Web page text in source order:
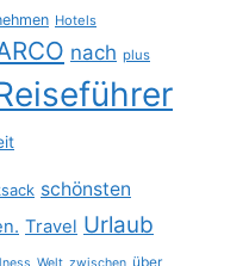
Hotels
nach plus
schönsten
Travel Urlaub
Welt zwischen über